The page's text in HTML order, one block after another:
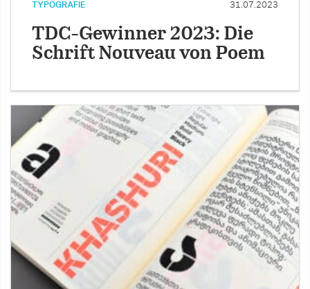
TYPOGRAFIE 31.07.2023
TDC-Gewinner 2023: Die
Schrift Nouveau von Poem